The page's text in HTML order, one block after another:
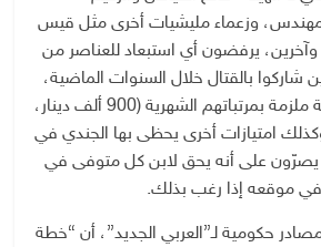
وزعماء مليشيات أخرى مثل قيس
وآخرين، يرفضون أي استبعاد للعناصر من
بالقتال خلال السنوات الماضية،
ويصرّون على أن الدولة ملزمة بمرتباتهم الشهرية (900 ألف دينار،
وكذلك امتيازات أخرى يحظى بها الجندي في
يصرّون على أنه يحق لابن كل متوفى في
في موقعه إذا رغب بذلك.
حكومية لـ”العربي الجديد”، أن “خطة